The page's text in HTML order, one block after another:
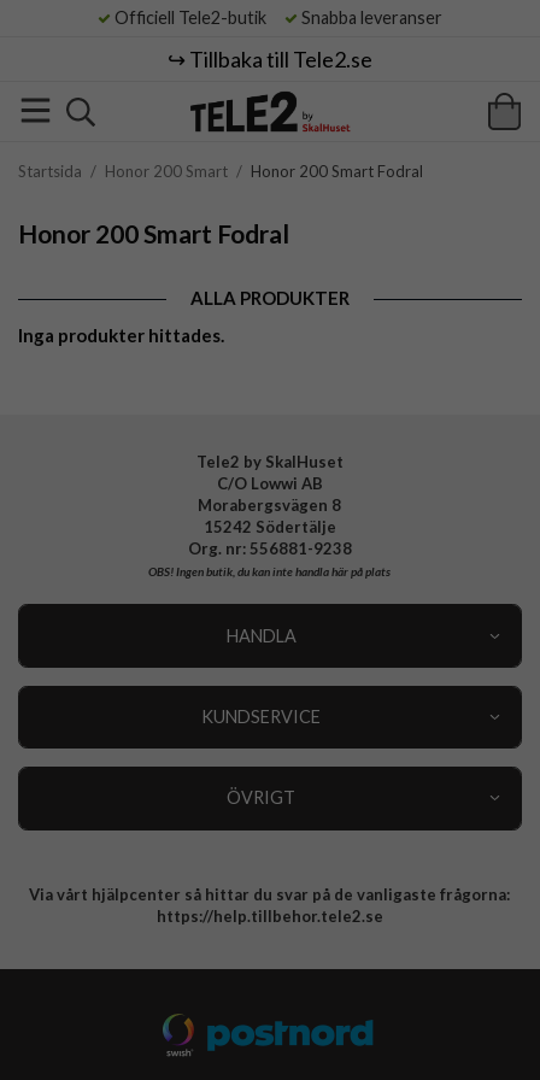
Officiell Tele2-butik Snabba leveranser
↪️ Tillbaka till Tele2.se
Startsida / Honor 200 Smart / Honor 200 Smart Fodral
Honor 200 Smart Fodral
ALLA PRODUKTER
Inga produkter hittades.
Tele2 by SkalHuset
C/O Lowwi AB
Morabergsvägen 8
15242 Södertälje
Org. nr: 556881-9238
OBS!Ingen butik, du kan inte handla här på plats
HANDLA
KUNDSERVICE
ÖVRIGT
Integritetspolicy
Via vårt hjälpcenter så hittar du svar på de vanligaste frågorna:
https://help.tillbehor.tele2.se